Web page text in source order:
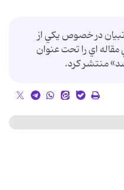
در خصوص يکي از
مقاله اي را تحت عنوان
منتشر کرد.